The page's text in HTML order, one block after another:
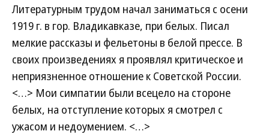
Литературным трудом начал заниматься с осени
1919 г. в гор. Владикавказе, при белых. Писал
мелкие рассказы и фельетоны в белой прессе. В
своих произведениях я проявлял критическое и
неприязненное отношение к Советской России.
<…> Мои симпатии были всецело на стороне
белых, на отступление которых я смотрел с
ужасом и недоумением. <…>